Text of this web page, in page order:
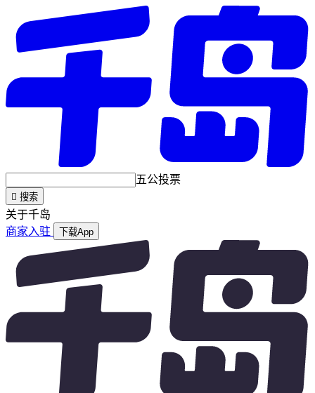
五公投票
 搜索
关于千岛
商家入驻
下载App